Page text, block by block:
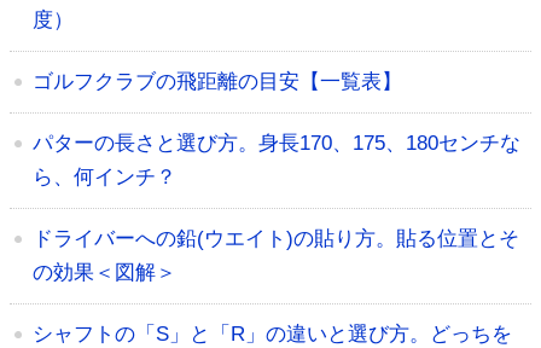
度）
ゴルフクラブの飛距離の目安【一覧表】
パターの長さと選び方。身長170、175、180センチな
ら、何インチ？
ドライバーへの鉛(ウエイト)の貼り方。貼る位置とそ
の効果＜図解＞
シャフトの「S」と「R」の違いと選び方。どっちを